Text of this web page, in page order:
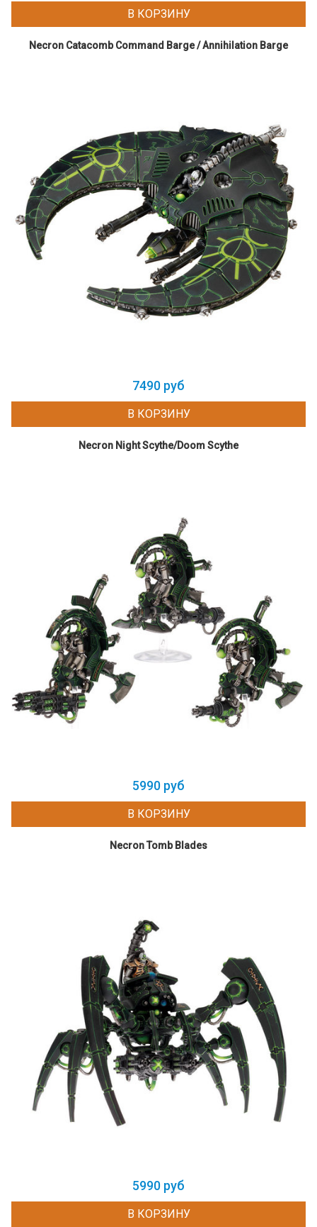
В КОРЗИНУ
Necron Catacomb Command Barge / Annihilation Barge
7490 руб
В КОРЗИНУ
Necron Night Scythe/Doom Scythe
5990 руб
В КОРЗИНУ
Necron Tomb Blades
5990 руб
В КОРЗИНУ